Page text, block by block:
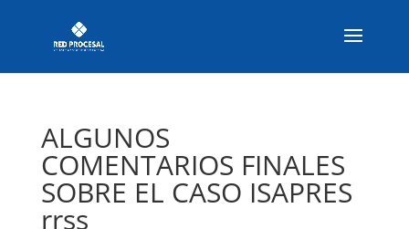
ALGUNOS
COMENTARIOS FINALES
SOBRE EL CASO ISAPRES
rrss